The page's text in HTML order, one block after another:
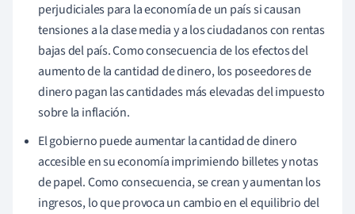
perjudiciales para la economía de un país si causan
tensiones a la clase media y a los ciudadanos con rentas
bajas del país. Como consecuencia de los efectos del
aumento de la cantidad de dinero, los poseedores de
dinero pagan las cantidades más elevadas del impuesto
sobre la inflación.
El gobierno puede aumentar la cantidad de dinero
accesible en su economía imprimiendo billetes y notas
de papel. Como consecuencia, se crean y aumentan los
ingresos, lo que provoca un cambio en el equilibrio del